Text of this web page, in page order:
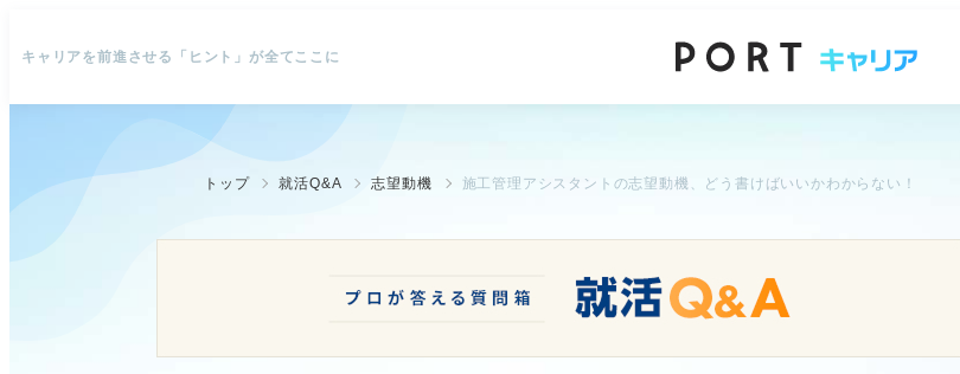
キャリアを前進させる「ヒント」が全てここに
トップ 就活Q&A 志望動機 施工管理アシスタントの志望動機、どう書けばいいかわからない！